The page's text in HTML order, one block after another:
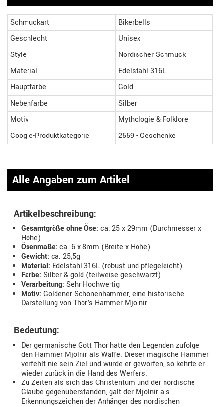
Schmuckart
Bikerbells
Geschlecht
Unisex
Style
Nordischer Schmuck
Material
Edelstahl 316L
Hauptfarbe
Gold
Nebenfarbe
Silber
Motiv
Mythologie & Folklore
Google-Produktkategorie
2559 - Geschenke
Alle Angaben zum Artikel
Artikelbeschreibung:
Gesamtgröße ohne Öse: ca. 25 x 29mm (Durchmesser x
Höhe)
Ösenmaße: ca. 6 x 8mm (Breite x Höhe)
Gewicht: ca. 25,5g
Material: Edelstahl 316L (robust und pflegeleicht)
Farbe: Silber & gold (teilweise geschwärzt)
Verarbeitung: Sehr Hochwertig
Motiv: Goldener Schonenhammer, eine historische
Darstellung von Thor's Hammer Mjölnir
Bedeutung:
Der germanische Gott Thor hatte den Legenden zufolge
den Hammer Mjölnir als Waffe. Dieser magische Hammer
verfehlt nie sein Ziel und wurde er geworfen, so kehrte er
wieder zurück in die Hand des Werfers.
Zu Zeiten als sich das Christentum und der nordische
Glaube gegenüberstanden, galt der Mjölnir als
Erkennungszeichen der Anhänger des nordischen